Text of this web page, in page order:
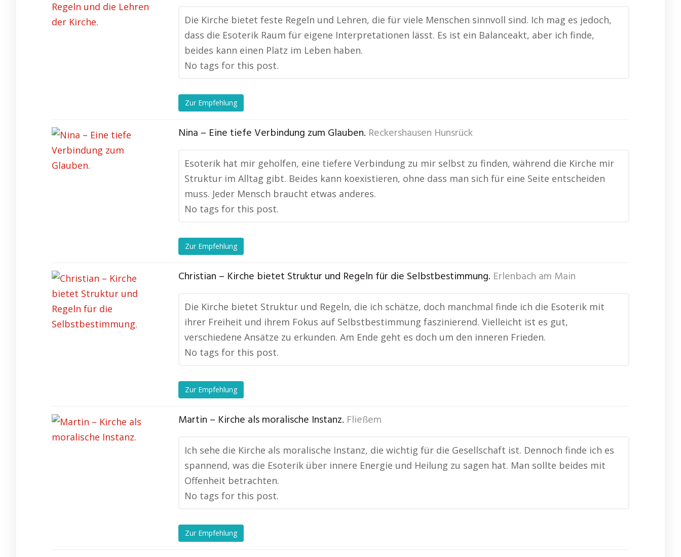
Die Kirche bietet feste Regeln und Lehren, die für viele Menschen sinnvoll sind. Ich mag es jedoch,
dass die Esoterik Raum für eigene Interpretationen lässt. Es ist ein Balanceakt, aber ich finde,
beides kann einen Platz im Leben haben.
No tags for this post.
Zur Empfehlung
Nina – Eine tiefe Verbindung zum Glauben. Reckershausen Hunsrück
Esoterik hat mir geholfen, eine tiefere Verbindung zu mir selbst zu finden, während die Kirche mir
Struktur im Alltag gibt. Beides kann koexistieren, ohne dass man sich für eine Seite entscheiden
muss. Jeder Mensch braucht etwas anderes.
No tags for this post.
Zur Empfehlung
Christian – Kirche bietet Struktur und Regeln für die Selbstbestimmung. Erlenbach am Main
Die Kirche bietet Struktur und Regeln, die ich schätze, doch manchmal finde ich die Esoterik mit
ihrer Freiheit und ihrem Fokus auf Selbstbestimmung faszinierend. Vielleicht ist es gut,
verschiedene Ansätze zu erkunden. Am Ende geht es doch um den inneren Frieden.
No tags for this post.
Zur Empfehlung
Martin – Kirche als moralische Instanz. Fließem
Ich sehe die Kirche als moralische Instanz, die wichtig für die Gesellschaft ist. Dennoch finde ich es
spannend, was die Esoterik über innere Energie und Heilung zu sagen hat. Man sollte beides mit
Offenheit betrachten.
No tags for this post.
Zur Empfehlung